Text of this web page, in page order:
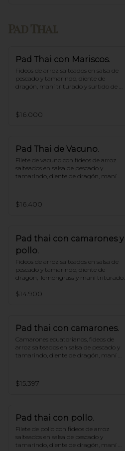
Pad Thai con Mariscos.
Fideos de arroz salteados en salsa de
pescado y tamarindo, diente de
dragón, maní triturado y surtido de
$16.000
Pad Thai de Vacuno.
Filete de vacuno con fideos de arroz
salteados en salsa de pescado y
tamarindo, diente de dragón, maní
$16.400
Pad thai con camarones y
pollo.
Fideos de arroz salteados en salsa de
pescado y tamarindo, diente de
dragón,  lemongrass y maní triturado.
$14.900
Pad thai con camarones.
Camarones ecuatorianos, fideos de
arroz salteados en salsa de pescado y
tamarindo, diente de dragón, maní
$15.397
Pad thai con pollo.
Filete de pollo con fideos de arroz
salteados en salsa de pescado y
tamarindo, diente de dragón, maní